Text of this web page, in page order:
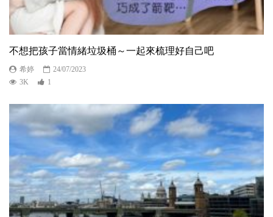
不想把孩子當情緒垃圾桶～一起來梳理好自己吧
希婷
24/07/2023
3K
1